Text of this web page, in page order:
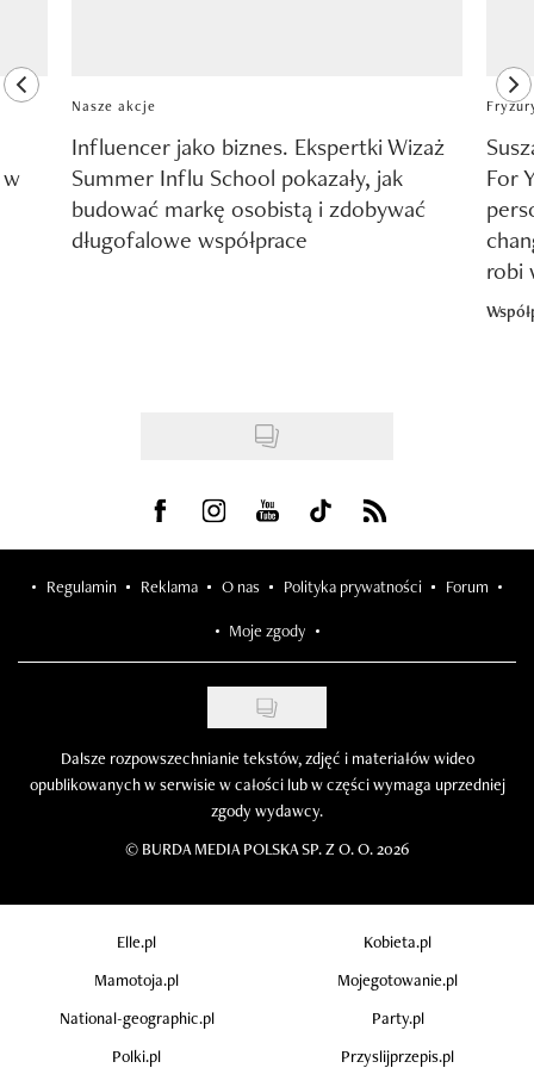
previous element
Nasze akcje
Influencer jako biznes. Ekspertki Wizaż
Summer Influ School pokazały, jak
budować markę osobistą i zdobywać
długofalowe współprace
For
robi
Visit us on Facebook
Visit us on Instagram
Visit us on Youtube
Visit us on Tiktok
Visit us on Rss
Regulamin Reklama O nas Polityka prywatności Forum
Moje zgody
Dalsze rozpowszechnianie tekstów, zdjęć i materiałów wideo
opublikowanych w serwisie w całości lub w części wymaga uprzedniej
zgody wydawcy.
© BURDA MEDIA POLSKA SP. Z O. O. 2026
Elle.pl
Kobieta.pl
Mamotoja.pl
Mojegotowanie.pl
National-geographic.pl
Party.pl
Polki.pl
Przyslijprzepis.pl